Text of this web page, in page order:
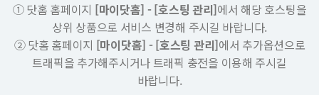
① 닷홈 홈페이지 [마이닷홈] - [호스팅 관리]에서 해당 호스팅을
상위 상품으로 서비스 변경해 주시길 바랍니다.
② 닷홈 홈페이지 [마이닷홈] - [호스팅 관리]에서 추가옵션으로
트래픽을 추가해주시거나 트래픽 충전을 이용해 주시길
바랍니다.